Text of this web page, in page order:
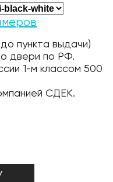
пункта выдачи)
двери по РФ.
1-м классом 500
СДЕК.